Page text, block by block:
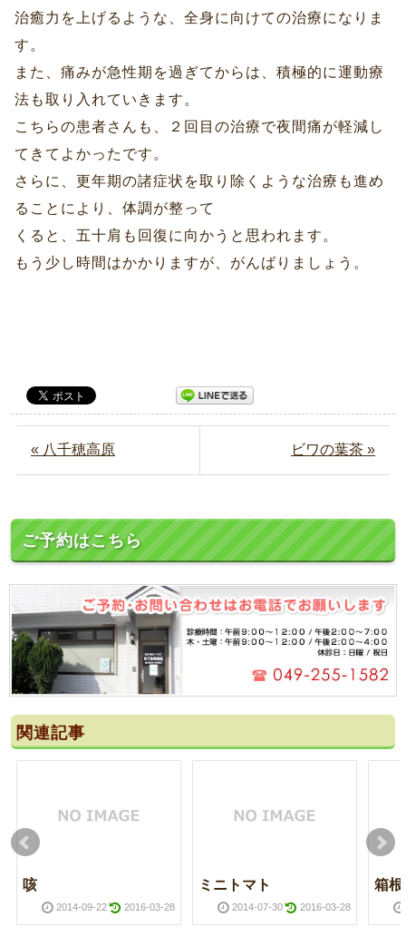
治癒力を上げるような、全身に向けての治療になりま
す。
また、痛みが急性期を過ぎてからは、積極的に運動療
法も取り入れていきます。
こちらの患者さんも、２回目の治療で夜間痛が軽減し
てきてよかったです。
さらに、更年期の諸症状を取り除くような治療も進め
ることにより、体調が整って
くると、五十肩も回復に向かうと思われます。
もう少し時間はかかりますが、がんばりましょう。
« 八千穂高原 ビワの葉茶 »
ご予約はこちら
関連記事
咳
2014-09-22 2016-03-28
ミニトマト
2014-07-30 2016-03-28
箱